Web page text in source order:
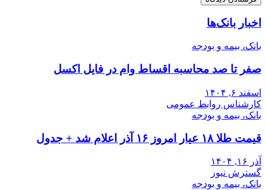
اخبار بانک‌ها
بانک، بیمه و بودجه
صفر تا صد محاسبه اقساط وام در فایل اکسل
اسفند ۶, ۱۴۰۴
کارشناس روابط عمومی
بانک، بیمه و بودجه
قیمت طلا ۱۸ عیار امروز ۱۶ آذر اعلام شد + جدول
آذر ۱۶, ۱۴۰۴
گسترش نیوز
بانک، بیمه و بودجه